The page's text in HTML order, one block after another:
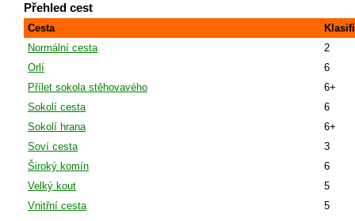
Přehled cest
Cesta
Normální cesta
2
Orlí
6
Přílet sokola stěhovavého
6+
Sokolí cesta
6
Sokolí hrana
6+
Soví cesta
3
Široký komín
6
Velký kout
5
Vnitřní cesta
5